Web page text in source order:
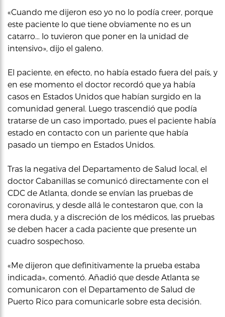
«Cuando me dijeron eso yo no lo podía creer, porque
este paciente lo que tiene obviamente no es un
catarro… lo tuvieron que poner en la unidad de
intensivo», dijo el galeno.
El paciente, en efecto, no había estado fuera del país, y
en ese momento el doctor recordó que ya había
casos en Estados Unidos que habían surgido en la
comunidad general. Luego trascendió que podía
tratarse de un caso importado, pues el paciente había
estado en contacto con un pariente que había
pasado un tiempo en Estados Unidos.
Tras la negativa del Departamento de Salud local, el
doctor Cabanillas se comunicó directamente con el
CDC de Atlanta, donde se envían las pruebas de
coronavirus, y desde allá le contestaron que, con la
mera duda, y a discreción de los médicos, las pruebas
se deben hacer a cada paciente que presente un
cuadro sospechoso.
«Me dijeron que definitivamente la prueba estaba
indicada», comentó. Añadió que desde Atlanta se
comunicaron con el Departamento de Salud de
Puerto Rico para comunicarle sobre esta decisión.